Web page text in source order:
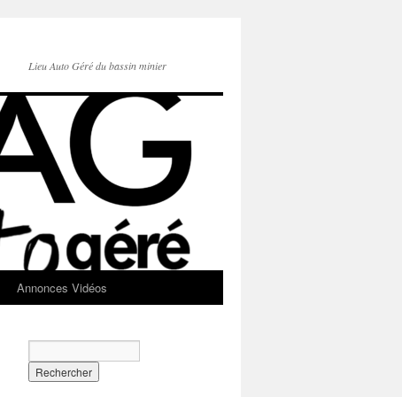
Lieu Auto Géré du bassin minier
Annonces Vidéos